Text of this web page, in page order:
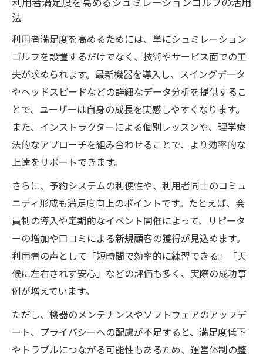
法
利用者満足度を高めるためには、単にシュミレーション
ゴルフを設置するだけでなく、技術やサービス面での工
夫が求められます。最新機器を導入し、スイングデータ
やヘッドスピードなどの詳細なデータ分析を提供するこ
とで、ユーザーは自身の成長を実感しやすくなります。
また、インストラクターによる個別レッスンや、理学療
法的なアプローチを組み合わせることで、より効率的な
上達をサポートできます。
さらに、予約システムの利便性や、利用者同士のコミュ
ニティ形成も満足度向上のポイントです。たとえば、会
員制の導入や定期的なイベント開催によって、リピータ
ーの増加や口コミによる新規顧客の獲得が見込めます。
利用者の声として「短時間で効率的に練習できる」「天
候に左右されず安心」などの評価も多く、実際の成功事
例が増えています。
ただし、機器のメンテナンスやソフトウェアのアップデ
ート、プライバシーへの配慮が不足すると、満足度低下
やトラブルにつながる可能性もあるため、運営体制の整